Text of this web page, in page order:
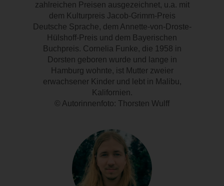
zahlreichen Preisen ausgezeichnet, u.a. mit
dem Kulturpreis Jacob-Grimm-Preis
Deutsche Sprache, dem Annette-von-Droste-
Hülshoff-Preis und dem Bayerischen
Buchpreis. Cornelia Funke, die 1958 in
Dorsten geboren wurde und lange in
Hamburg wohnte, ist Mutter zweier
erwachsener Kinder und lebt in Malibu,
Kalifornien.
© Autorinnenfoto: Thorsten Wulff